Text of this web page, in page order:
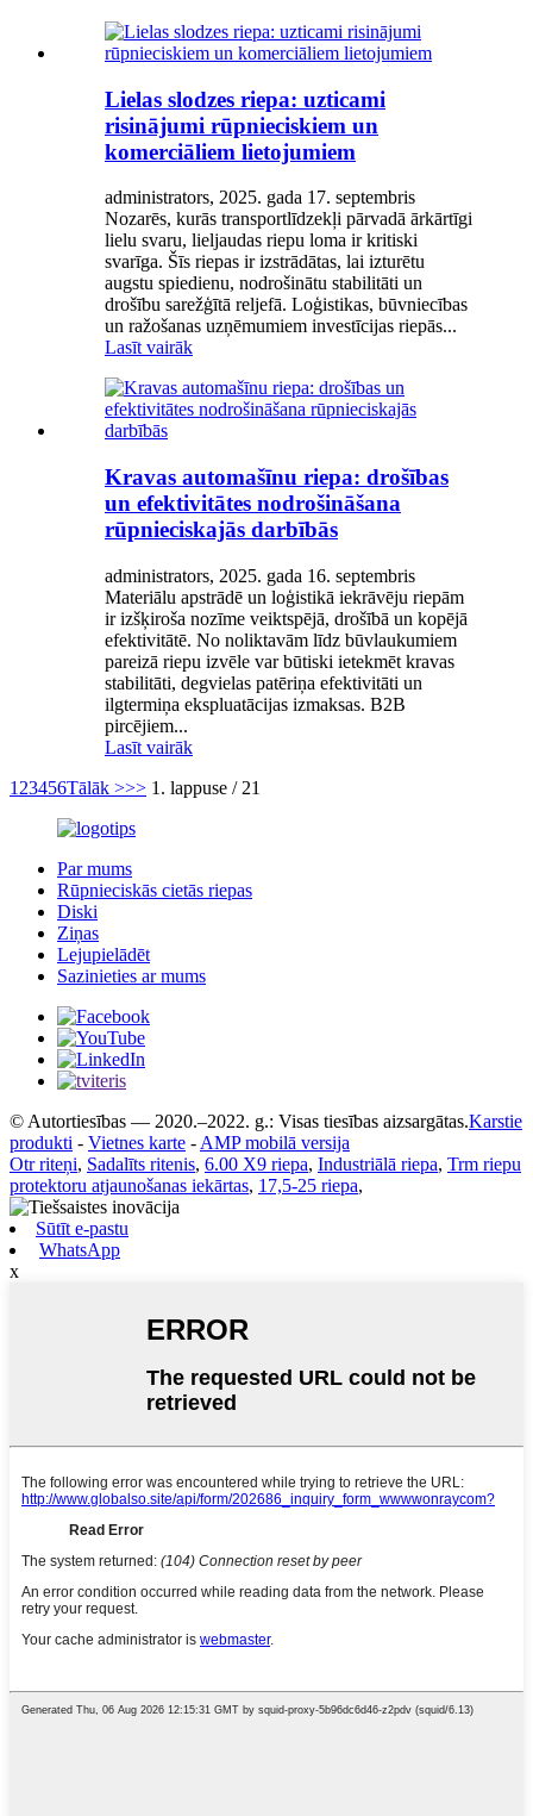
Lielas slodzes riepa: uzticami
risinājumi rūpnieciskiem un
komerciāliem lietojumiem
administrators, 2025. gada 17. septembris
Nozarēs, kurās transportlīdzekļi pārvadā ārkārtīgi
lielu svaru, lieljaudas riepu loma ir kritiski
svarīga. Šīs riepas ir izstrādātas, lai izturētu
augstu spiedienu, nodrošinātu stabilitāti un
drošību sarežģītā reljefā. Loģistikas, būvniecības
un ražošanas uzņēmumiem investīcijas riepās...
Lasīt vairāk
Kravas automašīnu riepa: drošības
un efektivitātes nodrošināšana
rūpnieciskajās darbībās
administrators, 2025. gada 16. septembris
Materiālu apstrādē un loģistikā iekrāvēju riepām
ir izšķiroša nozīme veiktspējā, drošībā un kopējā
efektivitātē. No noliktavām līdz būvlaukumiem
pareizā riepu izvēle var būtiski ietekmēt kravas
stabilitāti, degvielas patēriņa efektivitāti un
ilgtermiņa ekspluatācijas izmaksas. B2B
pircējiem...
Lasīt vairāk
1 23456Tālāk >>> 1. lappuse / 21
Par mums
Rūpnieciskās cietās riepas
Diski
Ziņas
Lejupielādēt
Sazinieties ar mums
© Autortiesības — 2020.–2022. g.: Visas tiesības aizsargātas.Karstie
produkti - Vietnes karte - AMP mobilā versija
Otr riteņi, Sadalīts ritenis, 6.00 X9 riepa, Industriālā riepa, Trm riepu
protektoru atjaunošanas iekārtas, 17,5-25 riepa,
Sūtīt e-pastu
WhatsApp
x